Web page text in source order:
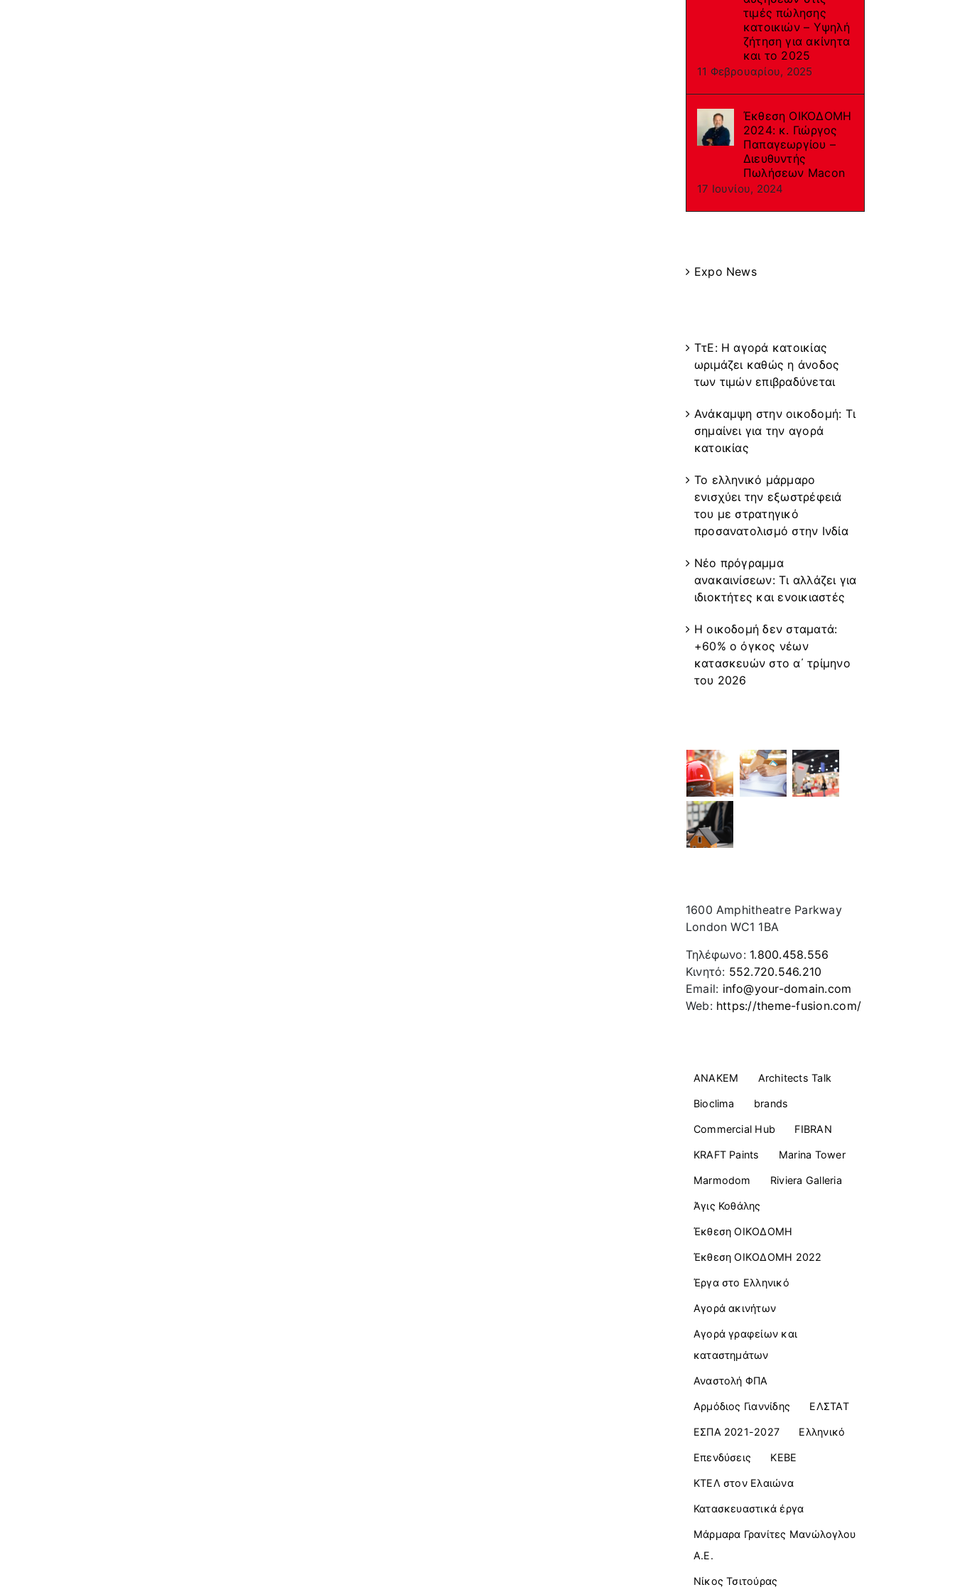
τιμές πώλησης
κατοικιών – Υψηλή
ζήτηση για ακίνητα
και το 2025
11 Φεβρουαρίου, 2025
Έκθεση ΟΙΚΟΔΟΜΗ
2024: κ. Γιώργος
Παπαγεωργίου –
Διευθυντής
Πωλήσεων Macon
17 Ιουνίου, 2024
Expo News
ΤτΕ: Η αγορά κατοικίας
ωριμάζει καθώς η άνοδος
των τιμών επιβραδύνεται
Ανάκαμψη στην οικοδομή: Τι
σημαίνει για την αγορά
κατοικίας
Το ελληνικό μάρμαρο
ενισχύει την εξωστρέφειά
του με στρατηγικό
προσανατολισμό στην Ινδία
Νέο πρόγραμμα
ανακαινίσεων: Τι αλλάζει για
ιδιοκτήτες και ενοικιαστές
Η οικοδομή δεν σταματά:
+60% ο όγκος νέων
κατασκευών στο α΄ τρίμηνο
του 2026
1600 Amphitheatre Parkway
London WC1 1BA
Τηλέφωνο: 1.800.458.556
Κινητό: 552.720.546.210
Email: info@your-domain.com
Web: https://theme-fusion.com/
ANAKEM Architects Talk
Bioclima brands
Commercial Ηub FIBRAN
KRAFT Paints Marina Tower
Marmodom Riviera Galleria
Άγις Κοθάλης
Έκθεση ΟΙΚΟΔΟΜΗ
Έκθεση ΟΙΚΟΔΟΜΗ 2022
Έργα στο Ελληνικό
Αγορά ακινήτων
Αγορά γραφείων και
καταστημάτων
Αναστολή ΦΠΑ
Αρμόδιος Γιαννίδης ΕΛΣΤΑΤ
ΕΣΠΑ 2021-2027 Ελληνικό
Επενδύσεις ΚΕΒΕ
ΚΤΕΛ στον Ελαιώνα
Κατασκευαστικά έργα
Μάρμαρα Γρανίτες Μανώλογλου
Α.Ε.
Νίκος Τσιτούρας